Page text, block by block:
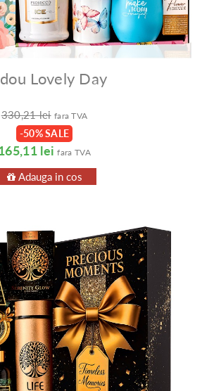
Lovely Day
330,21 lei fara TVA
-50% SALE
lei fara TVA
Adauga in cos